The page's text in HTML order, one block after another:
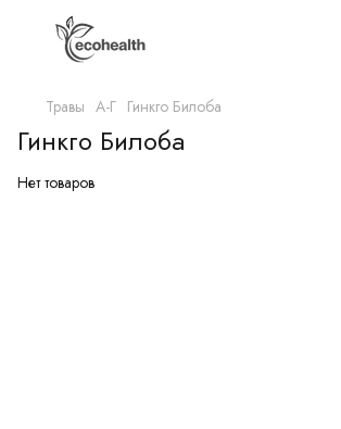
Травы А-Г Гинкго Билоба
Гинкго Билоба
Нет товаров